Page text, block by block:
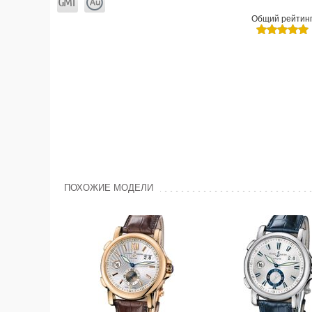
Общий
ПОХОЖИЕ МОДЕЛИ